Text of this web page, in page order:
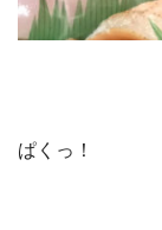
ぱくっ！